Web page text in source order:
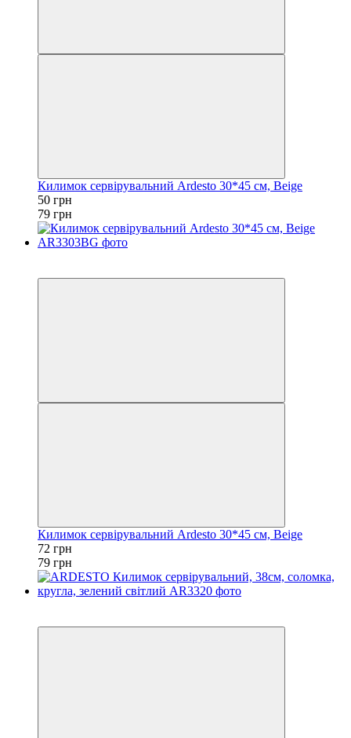
Килимок сервірувальний Ardesto 30*45 см, Beige
50 грн
79 грн
Килимок сервірувальний Ardesto 30*45 см, Beige
72 грн
79 грн